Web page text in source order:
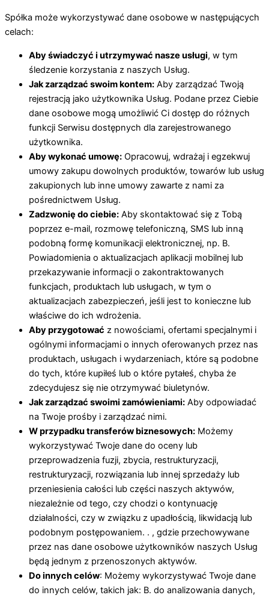
Spółka może wykorzystywać dane osobowe w następujących
celach:
Aby świadczyć i utrzymywać nasze usługi, w tym
śledzenie korzystania z naszych Usług.
Jak zarządzać swoim kontem: Aby zarządzać Twoją
rejestracją jako użytkownika Usług. Podane przez Ciebie
dane osobowe mogą umożliwić Ci dostęp do różnych
funkcji Serwisu dostępnych dla zarejestrowanego
użytkownika.
Aby wykonać umowę: Opracowuj, wdrażaj i egzekwuj
umowy zakupu dowolnych produktów, towarów lub usług
zakupionych lub inne umowy zawarte z nami za
pośrednictwem Usług.
Zadzwonię do ciebie: Aby skontaktować się z Tobą
poprzez e-mail, rozmowę telefoniczną, SMS lub inną
podobną formę komunikacji elektronicznej, np. B.
Powiadomienia o aktualizacjach aplikacji mobilnej lub
przekazywanie informacji o zakontraktowanych
funkcjach, produktach lub usługach, w tym o
aktualizacjach zabezpieczeń, jeśli jest to konieczne lub
właściwe do ich wdrożenia.
Aby przygotować z nowościami, ofertami specjalnymi i
ogólnymi informacjami o innych oferowanych przez nas
produktach, usługach i wydarzeniach, które są podobne
do tych, które kupiłeś lub o które pytałeś, chyba że
zdecydujesz się nie otrzymywać biuletynów.
Jak zarządzać swoimi zamówieniami: Aby odpowiadać
na Twoje prośby i zarządzać nimi.
W przypadku transferów biznesowych: Możemy
wykorzystywać Twoje dane do oceny lub
przeprowadzenia fuzji, zbycia, restrukturyzacji,
restrukturyzacji, rozwiązania lub innej sprzedaży lub
przeniesienia całości lub części naszych aktywów,
niezależnie od tego, czy chodzi o kontynuację
działalności, czy w związku z upadłością, likwidacją lub
podobnym postępowaniem. . , gdzie przechowywane
przez nas dane osobowe użytkowników naszych Usług
będą jednym z przenoszonych aktywów.
Do innych celów: Możemy wykorzystywać Twoje dane
do innych celów, takich jak: B. do analizowania danych,